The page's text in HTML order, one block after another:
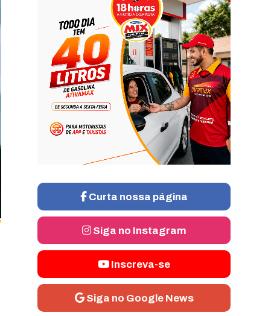
Curta nossa página
Siga no Instagram
Inscreva-se
Siga no Google News